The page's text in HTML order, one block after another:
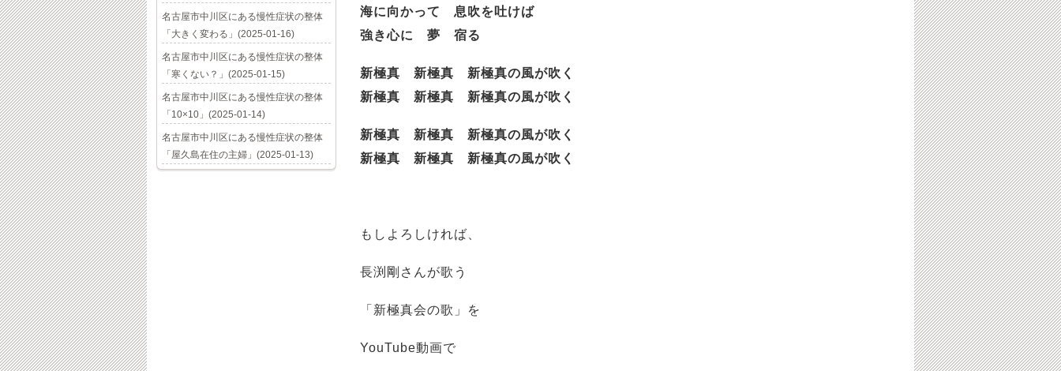
海に向かって 息吹を吐けば
強き心に 夢 宿る
新極真 新極真 新極真の風が吹く
新極真 新極真 新極真の風が吹く
新極真 新極真 新極真の風が吹く
新極真 新極真 新極真の風が吹く
もしよろしければ、
長渕剛さんが歌う
「新極真会の歌」を
YouTube動画で
名古屋市中川区にある慢性症状の整体
「大きく変わる」(2025-01-16)
名古屋市中川区にある慢性症状の整体
「寒くない？」(2025-01-15)
名古屋市中川区にある慢性症状の整体
「10×10」(2025-01-14)
名古屋市中川区にある慢性症状の整体
「屋久島在住の主婦」(2025-01-13)